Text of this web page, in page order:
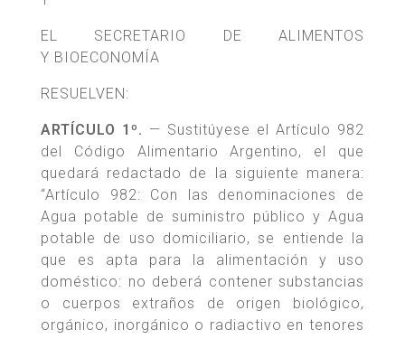
EL SECRETARIO DE ALIMENTOS
Y BIOECONOMÍA
RESUELVEN:
ARTÍCULO 1º. — Sustitúyese el Artículo 982
del Código Alimentario Argentino, el que
quedará redactado de la siguiente manera:
“Artículo 982: Con las denominaciones de
Agua potable de suministro público y Agua
potable de uso domiciliario, se entiende la
que es apta para la alimentación y uso
doméstico: no deberá contener substancias
o cuerpos extraños de origen biológico,
orgánico, inorgánico o radiactivo en tenores